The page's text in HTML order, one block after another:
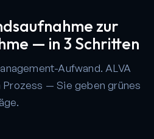
zur
— in 3 Schritten
Aufwand. ALVA
— Sie geben grünes